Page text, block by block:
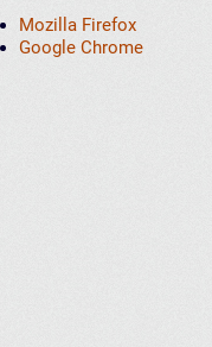
Mozilla Firefox
Google Chrome